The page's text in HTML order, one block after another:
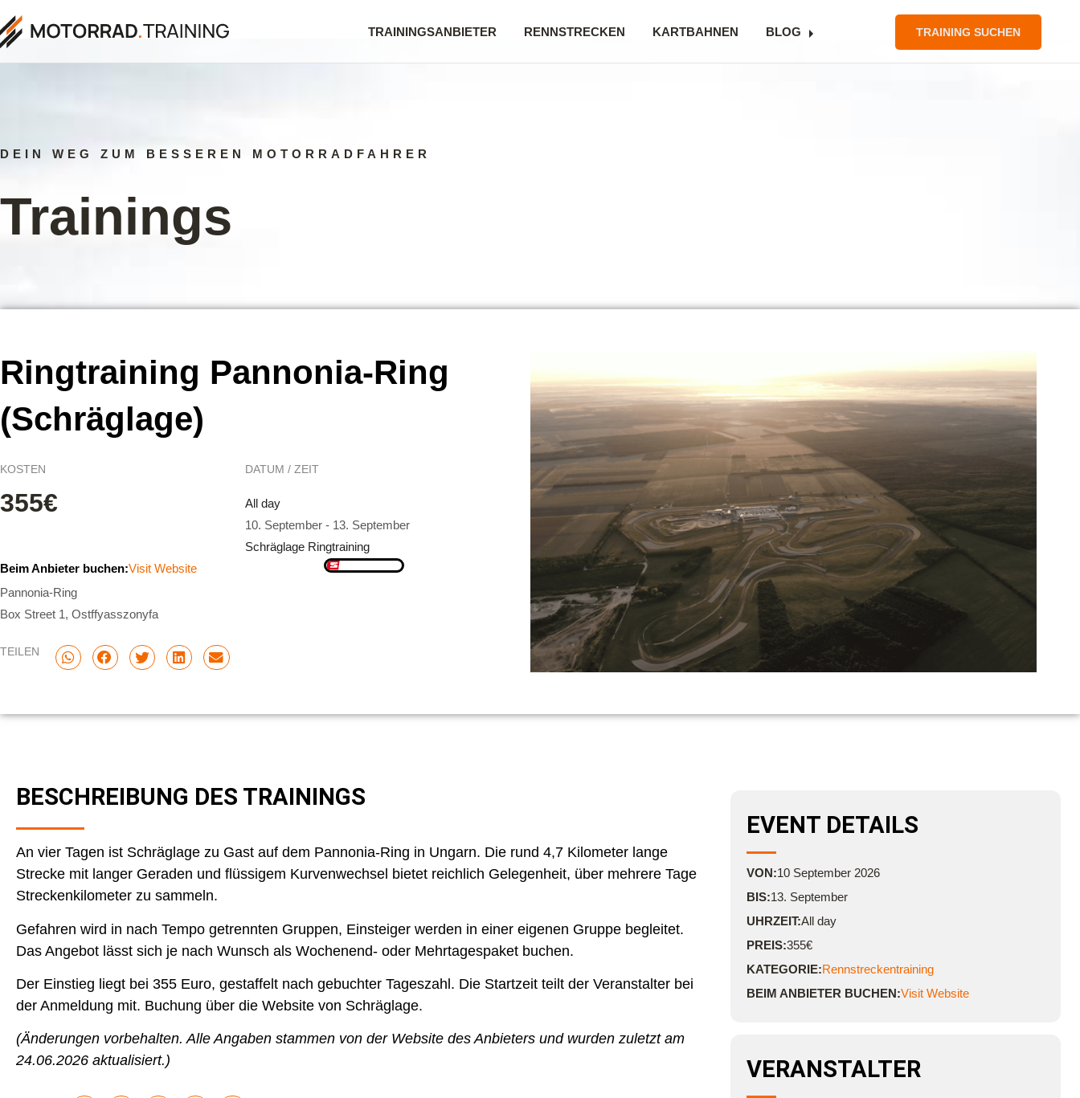
TRAININGSANBIETER RENNSTRECKEN KARTBAHNEN BLOG TRAINING SUCHEN
DEIN WEG ZUM BESSEREN MOTORRADFAHRER
Trainings
Ringtraining Pannonia-Ring
(Schräglage)
KOSTEN
355€
DATUM / ZEIT
All day
10. September - 13. September
Schräglage Ringtraining
Beim Anbieter buchen:Visit Website
Pannonia-Ring
Box Street 1, Ostffyasszonyfa
TEILEN
BESCHREIBUNG DES TRAININGS
An vier Tagen ist Schräglage zu Gast auf dem Pannonia-Ring in Ungarn. Die rund 4,7 Kilometer lange
Strecke mit langer Geraden und flüssigem Kurvenwechsel bietet reichlich Gelegenheit, über mehrere Tage
Streckenkilometer zu sammeln.
Gefahren wird in nach Tempo getrennten Gruppen, Einsteiger werden in einer eigenen Gruppe begleitet.
Das Angebot lässt sich je nach Wunsch als Wochenend- oder Mehrtagespaket buchen.
Der Einstieg liegt bei 355 Euro, gestaffelt nach gebuchter Tageszahl. Die Startzeit teilt der Veranstalter bei
der Anmeldung mit. Buchung über die Website von Schräglage.
(Änderungen vorbehalten. Alle Angaben stammen von der Website des Anbieters und wurden zuletzt am
24.06.2026 aktualisiert.)
EVENT DETAILS
VON:10 September 2026
BIS:13. September
UHRZEIT:All day
PREIS:355€
KATEGORIE:Rennstreckentraining
BEIM ANBIETER BUCHEN:Visit Website
VERANSTALTER